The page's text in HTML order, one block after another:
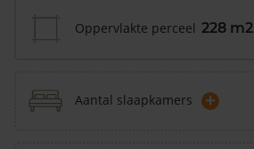
Oppervlakte perceel 228 m2
Aantal slaapkamers +